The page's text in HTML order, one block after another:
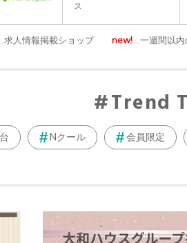
ス
…求人情報掲載ショップ new! …一週間以
Trend
Nクール 会員限定